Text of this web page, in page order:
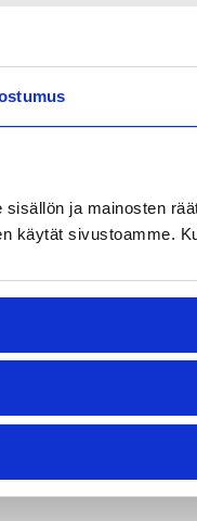
ja mainosten
käytät sivustoamme.